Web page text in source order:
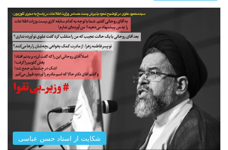
شکایت از استاد حسن عباسی